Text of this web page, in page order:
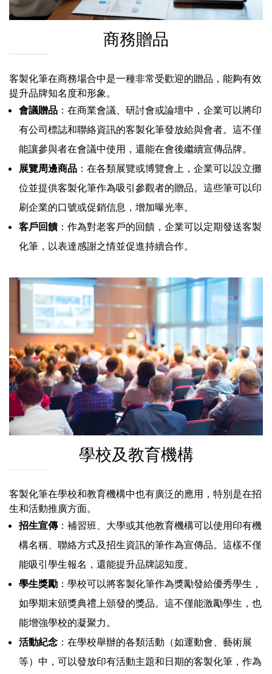
商務贈品
客製化筆在商務場合中是一種非常受歡迎的贈品，能夠有效
提升品牌知名度和形象。
會議贈品 ：在商業會議、研討會或論壇中，企業可以將印
有公司標誌和聯絡資訊的客製化筆發放給與會者。這不僅
能讓參與者在會議中使用，還能在會後繼續宣傳品牌。
展覽周邊商品 ：在各類展覽或博覽會上，企業可以設立攤
位並提供客製化筆作為吸引參觀者的贈品。這些筆可以印
刷企業的口號或促銷信息，增加曝光率。
客戶回饋：作為對老客戶的回饋，企業可以定期發送客製
化筆，以表達感謝之情並促進持續合作。
學校及教育機構
客製化筆在學校和教育機構中也有廣泛的應用，特別是在招
生和活動推廣方面。
招生宣傳：補習班、大學或其他教育機構可以使用印有機
構名稱、聯絡方式及招生資訊的筆作為宣傳品。這樣不僅
能吸引學生報名，還能提升品牌認知度。
學生獎勵 ：學校可以將客製化筆作為獎勵發給優秀學生，
如學期末頒獎典禮上頒發的獎品。這不僅能激勵學生，也
能增強學校的凝聚力。
活動紀念 ：在學校舉辦的各類活動（如運動會、藝術展
等）中，可以發放印有活動主題和日期的客製化筆，作為